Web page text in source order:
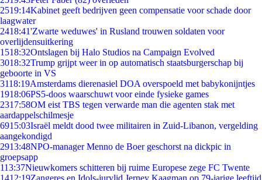
2519:14Kabinet geeft bedrijven geen compensatie voor schade door
laagwater
2418:41'Zwarte weduwes' in Rusland trouwen soldaten voor
overlijdensuitkering
1518:32Ontslagen bij Halo Studios na Campaign Evolved
3018:32Trump grijpt weer in op automatisch staatsburgerschap bij
geboorte in VS
3118:19Amsterdams dierenasiel DOA overspoeld met babykonijntjes
1918:06PS5-doos waarschuwt voor einde fysieke games
2317:58OM eist TBS tegen verwarde man die agenten stak met
aardappelschilmesje
6915:03Israël meldt dood twee militairen in Zuid-Libanon, vergelding
aangekondigd
2913:48NPO-manager Menno de Boer geschorst na dickpic in
groepsapp
113:37Nieuwkomers schitteren bij ruime Europese zege FC Twente
1412:19Zangeres en Idols-jurylid Jerney Kaagman op 79-jarige leeftijd